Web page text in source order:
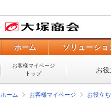
ホーム ソリューショ
お客様マイページ
トップ
お
ホーム お客様マイページ お役立